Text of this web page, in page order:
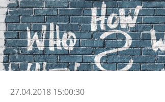
27.04.2018 15:00:30